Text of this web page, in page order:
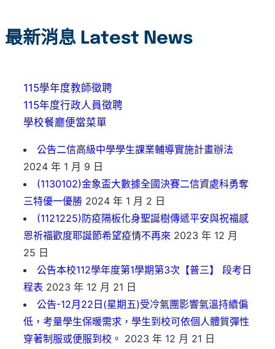
最新消息 Latest News
115學年度教師徵聘
115年度行政人員徵聘
學校餐廳便當菜單
公告二信高級中學學生課業輔導實施計畫辦法
2024 年 1 月 9 日
(1130102)金象盃大數據全國決賽二信資處科勇奪
三特優一優勝 2024 年 1 月 2 日
(1121225)防疫隔板化身聖誕樹傳遞平安與祝福感
恩祈福歡度耶誕節希望疫情不再來 2023 年 12 月
25 日
公告本校112學年度第1學期第3次【普三】 段考日
程表 2023 年 12 月 21 日
公告-12月22日(星期五)受冷氣團影響氣溫持續偏
低，考量學生保暖需求，學生到校可依個人體質彈性
穿著制服或便服到校。 2023 年 12 月 21 日